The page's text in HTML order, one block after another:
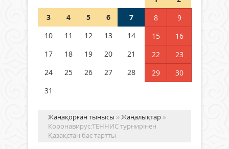
Германия аптап ыстыққа
бастады
04 тамыз 2026 ж.
3
4 5 6 7 8
9
10
11 12 13 14 15
16
17
18 19 20 21 22
23
24
25 26 27 28 29
30
31
Жаңақорған тынысы »Жаңалықтар »
Коронавирус:ТЕННИС турнирінен
Қазақстан бас тартты